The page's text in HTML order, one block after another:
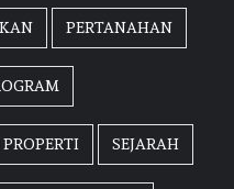
PERTANAHAN
PROPERTI SEJARAH